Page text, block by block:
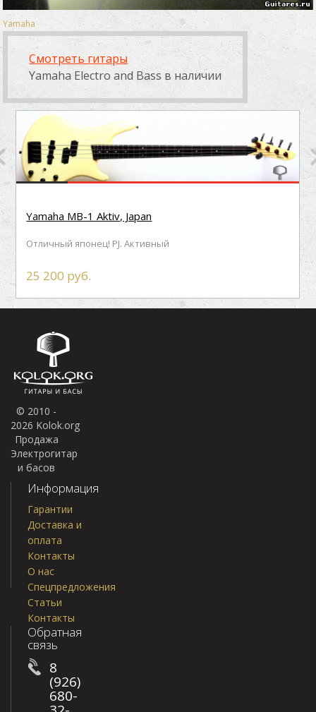
Yamaha
Смотреть гитары
Yamaha Electro and Bass в наличии
Yamaha MB-1 Aktiv, Japan
Отличный японец! PJ. Активный
25 200 руб.
© 2010 -
2026 Kolok.org
Продажа
Электрогитар
и басов
Информация
Гарантии
Доставка и
оплата
Контакты
О нас
Спецпредложения
Статьи
Контакты
Обратная
связь
8
(926)
680-